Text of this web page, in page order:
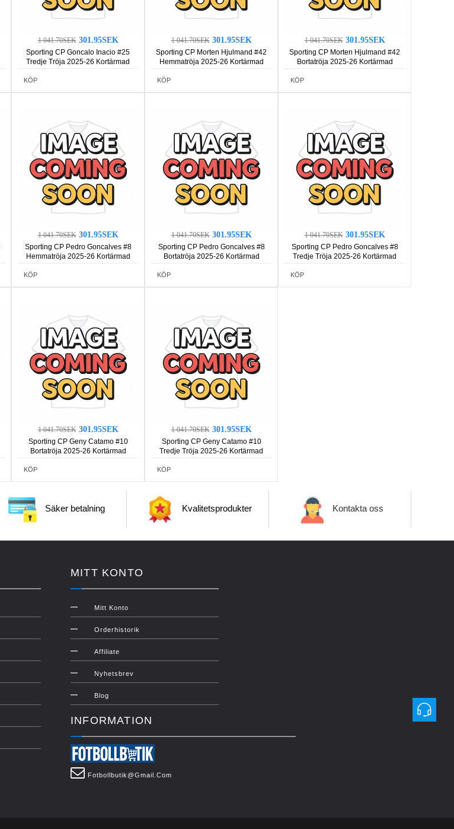
1 041.70SEK 301.95SEK
Sporting CP Goncalo Inacio #25
Tredje Tröja 2025-26 Kortärmad
KÖP
1 041.70SEK 301.95SEK
Sporting CP Morten Hjulmand #42
Hemmatröja 2025-26 Kortärmad
KÖP
1 041.70SEK 301.95SEK
Sporting CP Morten Hjulmand #42
Bortatröja 2025-26 Kortärmad
KÖP
1 041.70SEK 301.95SEK
Sporting CP Pedro Goncalves #8
Hemmatröja 2025-26 Kortärmad
KÖP
1 041.70SEK 301.95SEK
Sporting CP Pedro Goncalves #8
Bortatröja 2025-26 Kortärmad
KÖP
1 041.70SEK 301.95SEK
Sporting CP Pedro Goncalves #8
Tredje Tröja 2025-26 Kortärmad
KÖP
1 041.70SEK 301.95SEK
Sporting CP Geny Catamo #10
Bortatröja 2025-26 Kortärmad
KÖP
1 041.70SEK 301.95SEK
Sporting CP Geny Catamo #10
Tredje Tröja 2025-26 Kortärmad
KÖP
Säker betalning Kvalitetsprodukter Kontakta oss
MITT KONTO
Mitt Konto
Orderhistorik
Affiliate
Nyhetsbrev
Blog
INFORMATION
Fotbollbutik@gmail.com